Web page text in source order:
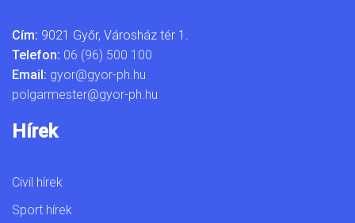
Cím: 9021 Győr, Városház tér 1.
Telefon: 06 (96) 500 100
Email: gyor@gyor-ph.hu
polgarmester@gyor-ph.hu
Hírek
Civil hírek
Sport hírek